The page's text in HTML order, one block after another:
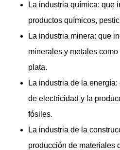
La industria química: que
productos químicos,
La industria minera: que
minerales y metales
plata.
La industria de la
de electricidad y la
fósiles.
La industria de la
producción de materiales